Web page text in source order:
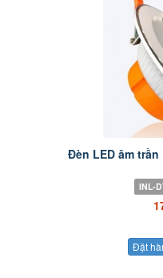
Đèn LED âm
INL-
Đặt